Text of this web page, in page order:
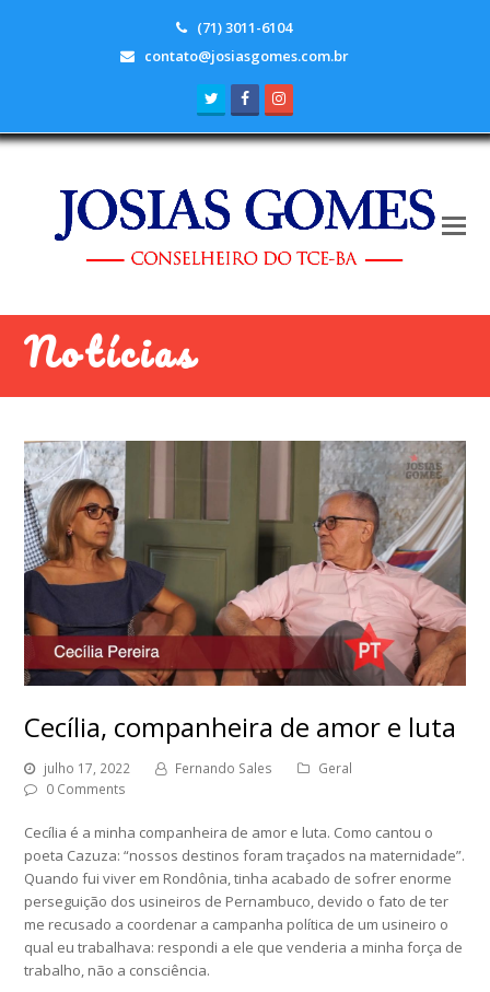
(71) 3011-6104
contato@josiasgomes.com.br
TwitterFacebook
Notícias
Cecília, companheira de amor e luta
julho 17, 2022 Fernando Sales
Geral
0 Comments
Cecília é a minha companheira de amor e luta. Como cantou o
poeta Cazuza: “nossos destinos foram traçados na maternidade”.
Quando fui viver em Rondônia, tinha acabado de sofrer enorme
perseguição dos usineiros de Pernambuco, devido o fato de ter
me recusado a coordenar a campanha política de um usineiro o
qual eu trabalhava: respondi a ele que venderia a minha força de
trabalho, não a consciência.